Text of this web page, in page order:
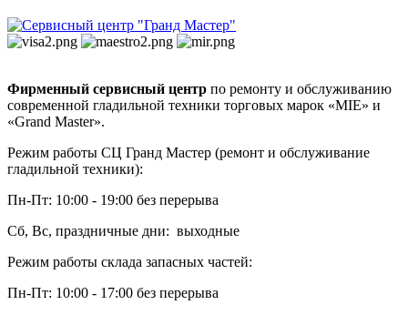
Фирменный сервисный центр по ремонту и обслуживанию
современной гладильной техники торговых марок «MIE» и
«Grand Master».
Режим работы СЦ Гранд Мастер (ремонт и обслуживание
гладильной техники):
Пн-Пт: 10:00 - 19:00 без перерыва
Сб, Вс, праздничные дни: выходные
Режим работы склада запасных частей:
Пн-Пт: 10:00 - 17:00 без перерыва